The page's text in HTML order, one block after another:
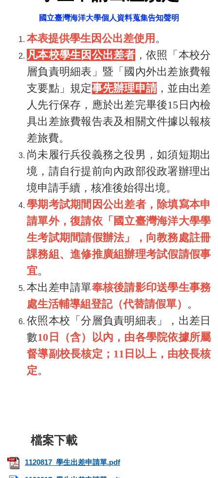
國立臺灣海洋大學個人資料蒐集告知聲明
本表提供學生因公出差使用 。
凡本校學生因公出差者 ，依照「本校分
層負責明細表」暨「國內外出差旅費報
支要點」規定事先辦理申請 ，並由出差
人先行保存，應於出差完畢後15日內檢
具出差旅費報告表及相關文件據以報核
差旅費。
尚未履行兵役義務之役男，如須短期出
境，請自行提前向內政部役政署辦理出
境申請手續，核准後始得出境。
學期考試期間因公出差者，除填寫本申
請單外，復請依「國立臺灣海洋大學學
生考試期間請假辦法」，向教務處註冊
課務組、進修推廣組辦理考試假請假事
宜。
本出差申請單奉核後請影印送學生事務
處生活輔導組登記（代替請假單） 。
依照本校「分層負責明細表」，出差日
數10日（含）以內，由各學院依據所屬
督導副校長核定；11日以上，由校長核
定。
1120817_學生出差申請單.pdf